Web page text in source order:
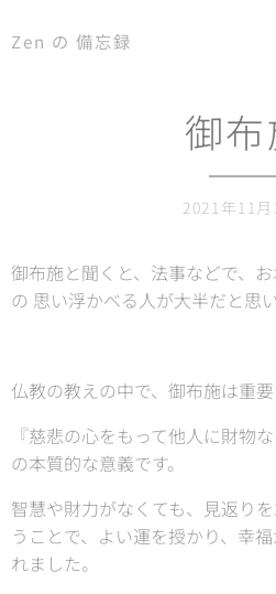
Zen の 備忘録
御
2021年11月
御布施と聞くと、法事などで、
の 思い浮かべる人が大半だと思い
仏教の教えの中で、御布施は重要
『慈悲の心をもって他人に財物
の本質的な意義です。
智慧や財力がなくても、見返り
うことで、よい運を授かり、幸
れました。